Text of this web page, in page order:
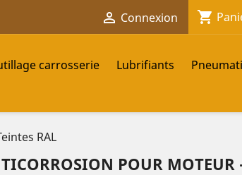
 Connexion shopping_cart
carrosserie Lubrifiants
RAL
POUR MOTEUR